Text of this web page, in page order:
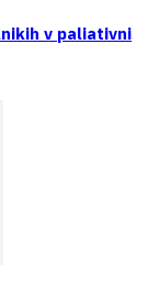
v paliativni